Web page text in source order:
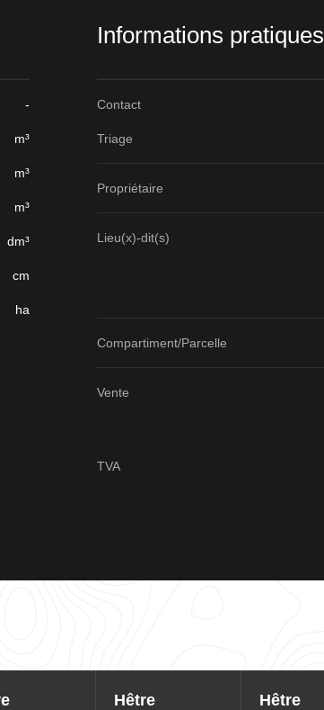
-
m³
m³
m³
dm³
cm
ha
Informations pratiques
Contact
Triage
Propriétaire
Lieu(x)-dit(s)
Compartiment/Parcelle
Vente
TVA
Hêtre Hêtre